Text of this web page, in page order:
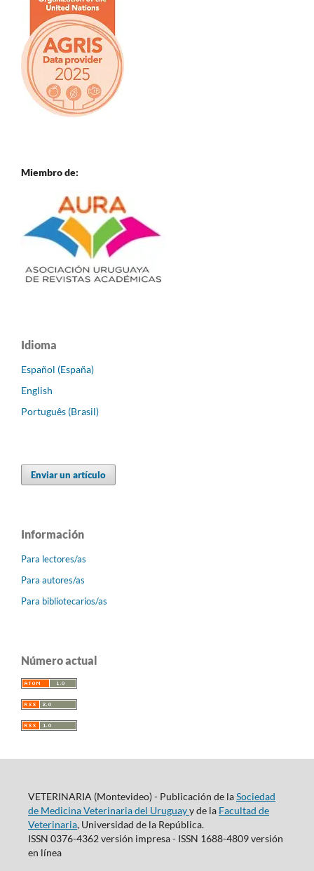
Miembro de:
Idioma
Español (España)
English
Português (Brasil)
Enviar un artículo
Información
Para lectores/as
Para autores/as
Para bibliotecarios/as
Número actual
VETERINARIA (Montevideo) - Publicación de laSociedad
de Medicina Veterinaria del Uruguayy de la Facultad de
Veterinaria, Universidad de la República.
ISSN 0376-4362 versión impresa - ISSN 1688-4809 versión
en línea